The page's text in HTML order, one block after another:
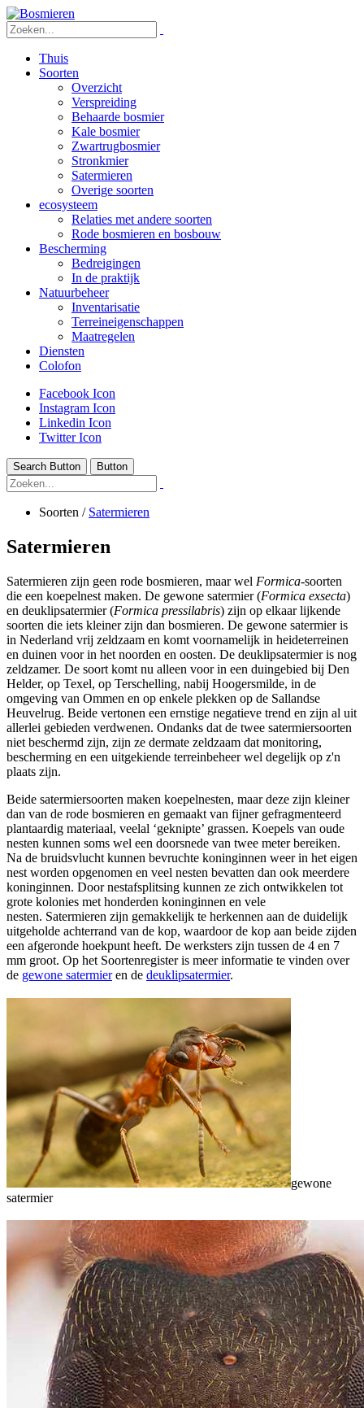
Thuis
Soorten
Overzicht
Verspreiding
Behaarde bosmier
Kale bosmier
Zwartrugbosmier
Stronkmier
Satermieren
Overige soorten
ecosysteem
Relaties met andere soorten
Rode bosmieren en bosbouw
Bescherming
Bedreigingen
In de praktijk
Natuurbeheer
Inventarisatie
Terreineigenschappen
Maatregelen
Diensten
Colofon
Facebook Icon
Instagram Icon
Linkedin Icon
Twitter Icon
Search Button Button
Soorten / Satermieren
Satermieren
Satermieren zijn geen rode bosmieren, maar wel Formica-soorten
die een koepelnest maken. De gewone satermier (Formica exsecta)
en deuklipsatermier (Formica pressilabris) zijn op elkaar lijkende
soorten die iets kleiner zijn dan bosmieren. De gewone satermier is
in Nederland vrij zeldzaam en komt voornamelijk in heideterreinen
en duinen voor in het noorden en oosten. De deuklipsatermier is nog
zeldzamer. De soort komt nu alleen voor in een duingebied bij Den
Helder, op Texel, op Terschelling, nabij Hoogersmilde, in de
omgeving van Ommen en op enkele plekken op de Sallandse
Heuvelrug. Beide vertonen een ernstige negatieve trend en zijn al uit
allerlei gebieden verdwenen. Ondanks dat de twee satermiersoorten
niet beschermd zijn, zijn ze dermate zeldzaam dat monitoring,
bescherming en een uitgekiende terreinbeheer wel degelijk op z'n
plaats zijn.
Beide satermiersoorten maken koepelnesten, maar deze zijn kleiner
dan van de rode bosmieren en gemaakt van fijner gefragmenteerd
plantaardig materiaal, veelal ‘geknipte’ grassen. Koepels van oude
nesten kunnen soms wel een doorsnede van twee meter bereiken.
Na de bruidsvlucht kunnen bevruchte koninginnen weer in het eigen
nest worden opgenomen en veel nesten bevatten dan ook meerdere
koninginnen. Door nestafsplitsing kunnen ze zich ontwikkelen tot
grote kolonies met honderden koninginnen en vele
nesten. Satermieren zijn gemakkelijk te herkennen aan de duidelijk
uitgeholde achterrand van de kop, waardoor de kop aan beide zijden
een afgeronde hoekpunt heeft. De werksters zijn tussen de 4 en 7
mm groot. Op het Soortenregister is meer informatie te vinden over
de gewone satermieren de deuklipsatermier.
gewone
satermier